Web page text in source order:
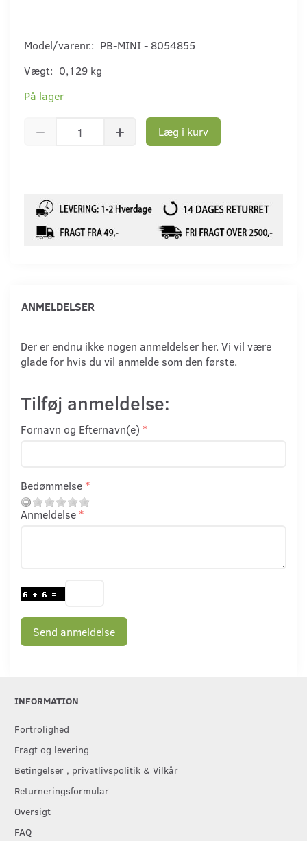
Model/varenr.: PB-MINI - 8054855
Vægt: 0,129 kg
På lager
Læg i kurv
ANMELDELSER
Der er endnu ikke nogen anmeldelser her. Vi vil være
glade for hvis du vil anmelde som den første.
Tilføj anmeldelse:
Fornavn og Efternavn(e)
Bedømmelse
Anmeldelse
Send anmeldelse
INFORMATION
Fortrolighed
Fragt og levering
Betingelser , privatlivspolitik & Vilkår
Returneringsformular
Oversigt
FAQ